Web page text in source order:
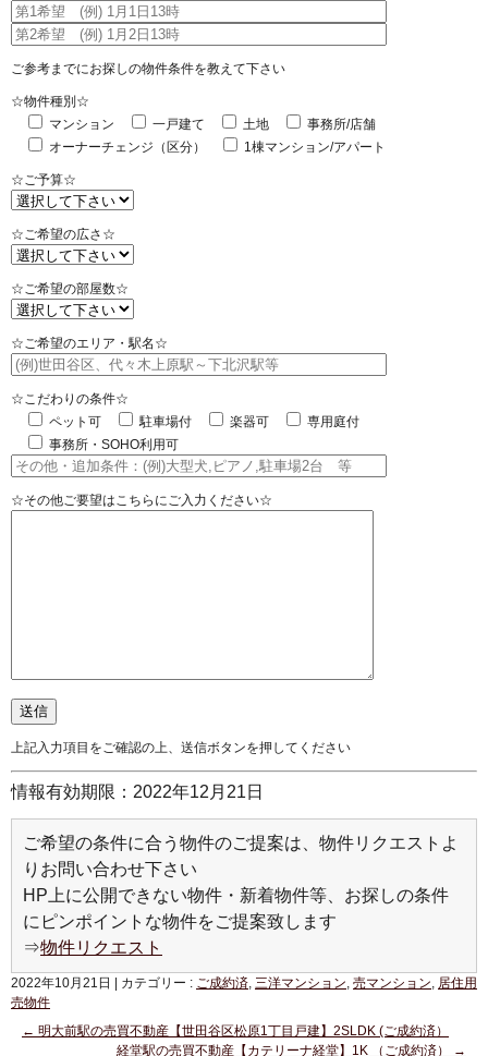
ご参考までにお探しの物件条件を教えて下さい
☆物件種別☆
マンション
一戸建て 土地
事務所/店舗
オーナーチェンジ（区分）
1棟マンション/アパート
☆ご予算☆
☆ご希望の広さ☆
☆ご希望の部屋数☆
☆ご希望のエリア・駅名☆
☆こだわりの条件☆
ペット可
駐車場付 楽器可
専用庭付
事務所・SOHO利用可
☆その他ご要望はこちらにご入力ください☆
上記入力項目をご確認の上、送信ボタンを押してください
情報有効期限：2022年12月21日
ご希望の条件に合う物件のご提案は、物件リクエストよ
りお問い合わせ下さい
HP上に公開できない物件・新着物件等、お探しの条件
にピンポイントな物件をご提案致します
⇒物件リクエスト
2022年10月21日 カテゴリー : ご成約済, 三洋マンション, 売マンション, 居住用
売物件
← 明大前駅の売買不動産【世田谷区松原1丁目戸建】2SLDK (ご成約済）
経堂駅の売買不動産【カテリーナ経堂】1K （ご成約済）
→